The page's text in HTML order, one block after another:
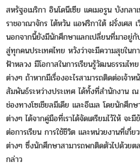
สหรัฐอเมริกา อินโดนีเซีย แคเมอรูน บังก
ราชอาณาจักร ไต้หวัน แอฟริกาใต้ ฝรั่งเศส
นอกจากนี้ยังมีนักศึกษาแลกเปลี่ยนที่มาอยู่
สู่ทุกคนประเทศไทย หวังว่าจะมีความสุขในก
ฟ้าหลวง มีโอกาสในการเรียนรู้วัฒนธรรมไ
ต่างๆ ถ้าหากมีเรื่องอะไรสามารถติดต่อเจ้า
สัมพันธ์ระหว่างประเทศ ได้ทั้งที่สำนักงาน
ช่องทางโซเชียลมีเดีย และอีเมล โดยนักศึก
ต่างๆ ได้จากคู่มือที่เราได้จัดเตรียมไว้ให้ จะ
ต่อการเรียน การใช้ชีวิต และหน่วยงานที่เกี่
ต่างๆ ซึ่งนักศึกษาสามารถพกติดตัวไปด้วยต
กล่าว